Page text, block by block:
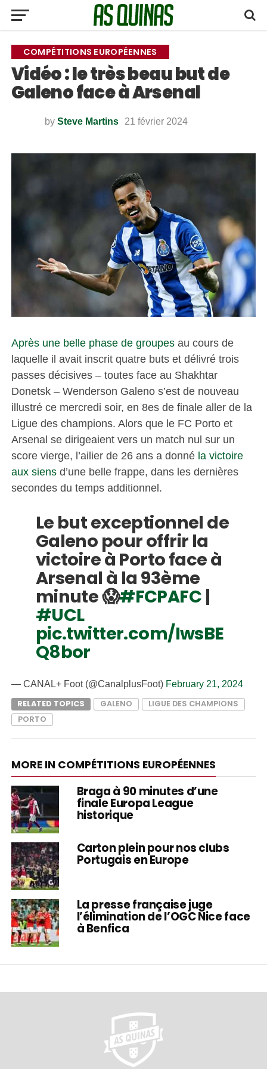
COMPÉTITIONS EUROPÉENNES
Vidéo : le très beau but de
Galeno face à Arsenal
by Steve Martins 21 février 2024
Après une belle phase de groupesau cours de
laquelle il avait inscrit quatre buts et délivré trois
passes décisives – toutes face au Shakhtar
Donetsk – Wenderson Galeno s’est de nouveau
illustré ce mercredi soir, en 8es de finale aller de la
Ligue des champions. Alors que le FC Porto et
Arsenal se dirigeaient vers un match nul sur un
score vierge, l’ailier de 26 ans a donné la victoire
aux siensd’une belle frappe, dans les dernières
secondes du temps additionnel.
Le but exceptionnel de
Galeno pour offrir la
victoire à Porto face à
Arsenal à la 93ème
minute 😱#FCPAFC |
#UCL
pic.twitter.com/IwsBE
Q8bor
— CANAL+ Foot (@CanalplusFoot) February 21, 2024
RELATED TOPICS
GALENO
LIGUE DES CHAMPIONS
PORTO
MORE IN COMPÉTITIONS EUROPÉENNES
Braga à 90 minutes d’une
finale Europa League
historique
Carton plein pour nos clubs
Portugais en Europe
La presse française juge
l’élimination de l’OGC Nice face
à Benfica